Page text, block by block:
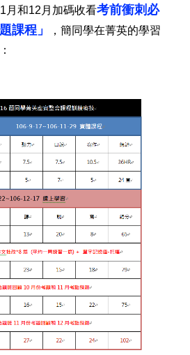
月和12月加碼收看考前衝刺必
課程」
，簡同學在菁英的學習